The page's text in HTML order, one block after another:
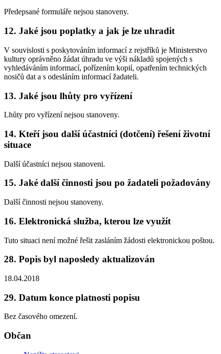
Předepsané formuláře nejsou stanoveny.
12. Jaké jsou poplatky a jak je lze uhradit
V souvislosti s poskytováním informací z rejstříků je Ministerstvo
kultury oprávněno žádat úhradu ve výši nákladů spojených s
vyhledáváním informací, pořízením kopií, opatřením technických
nosičů dat a s odesláním informací žadateli.
13. Jaké jsou lhůty pro vyřízení
Lhůty pro vyřízení nejsou stanoveny.
14. Kteří jsou další účastníci (dotčení) řešení životní
situace
Další účastníci nejsou stanoveni.
15. Jaké další činnosti jsou po žadateli požadovány
Další činnosti nejsou stanoveny.
16. Elektronická služba, kterou lze využít
Tuto situaci není možné řešit zasláním žádosti elektronickou poštou.
28. Popis byl naposledy aktualizován
18.04.2018
29. Datum konce platnosti popisu
Bez časového omezení.
Občan